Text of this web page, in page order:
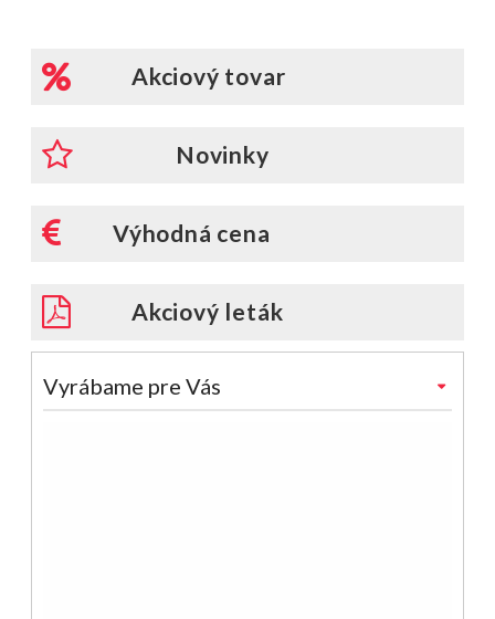
Akciový tovar
Novinky
Výhodná cena
Akciový leták
Vyrábame pre Vás